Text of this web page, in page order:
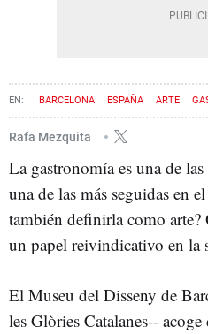
BARCELONA ESPAÑA ARTE
TAPAS Y PINCHOS GLÒRIES
Rafa Mezquita
La gastronomía es una de
una de las más seguidas en
también definirla como
un papel reivindicativo en la
El Museu del Disseny de
les Glòries Catalanes--